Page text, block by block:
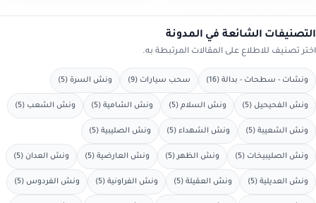
التصنيفات الشائعة في المدونة
اختر تصنيف للاطلاع على المقالات المرتبطة به.
ونشات - سطحات - بدالة (16) سحب سيارات (9) ونش السرة (5)
ونش الفحيحيل (5) ونش السلام (5) ونش الشامية (5) ونش الشعب (5)
ونش الشعيبة (5) ونش الشهداء (5) ونش الصليبية (5)
ونش الصليبيخات (5) ونش الظهر (5) ونش العارضية (5) ونش العدان (5)
ونش العديلية (5) ونش العقيلة (5) ونش الفراونية (5) ونش الفردوس (5)